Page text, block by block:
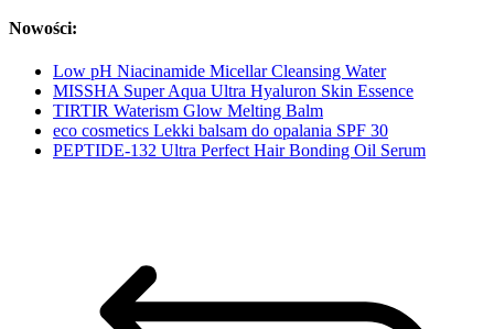
Nowości:
Low pH Niacinamide Micellar Cleansing Water
MISSHA Super Aqua Ultra Hyaluron Skin Essence
TIRTIR Waterism Glow Melting Balm
eco cosmetics Lekki balsam do opalania SPF 30
PEPTIDE-132 Ultra Perfect Hair Bonding Oil Serum